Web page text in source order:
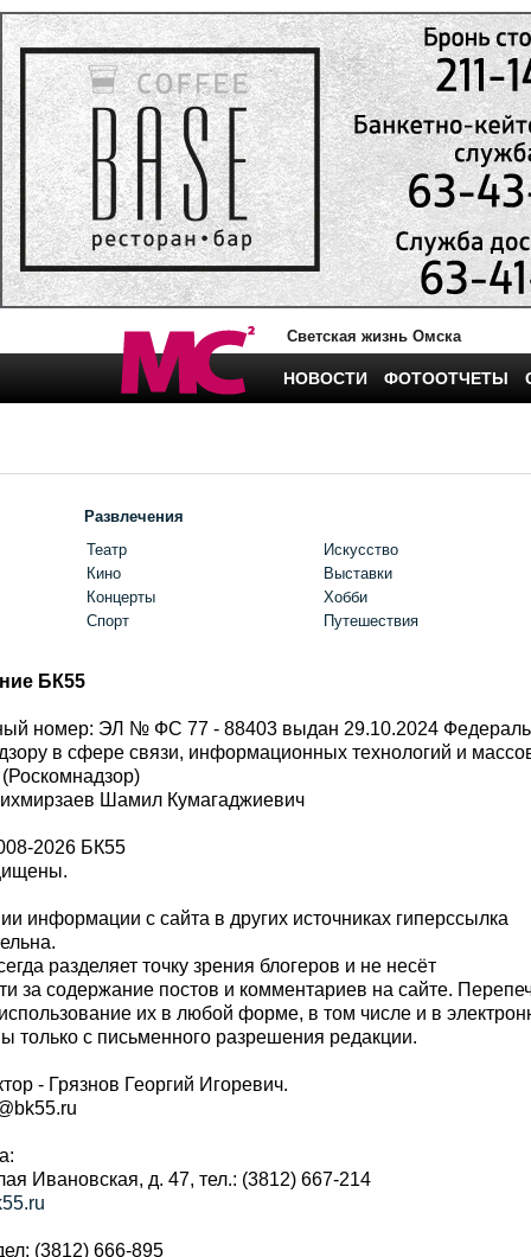
Светская жизнь Омска
НОВОСТИ ФОТООТЧЕТЫ
Развлечения
Театр
Кино
Концерты
Спорт
Искусство
Выставки
Хобби
Путешествия
БК55
номер: ЭЛ № ФС 77 - 88403 выдан 29.10.2024
в сфере связи, информационных технологий и
Шамил Кумагаджиевич
2026 БК55
информации с сайта в других источниках гиперссылка
разделяет точку зрения блогеров и не несёт
за содержание постов и комментариев на сайте.
их в любой форме, в том числе и в
с письменного разрешения редакции.
- Грязнов Георгий Игоревич.
Ивановская, д. 47, тел.: (3812) 667-214
(3812) 666-895